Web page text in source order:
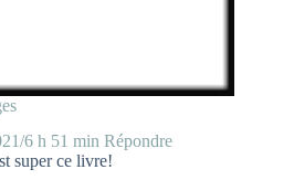
6 h 51 min Répondre
super ce livre!